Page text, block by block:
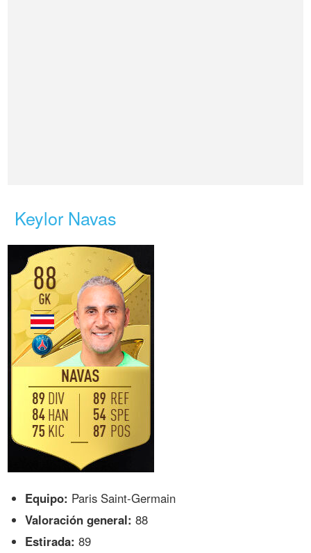
Keylor Navas
Equipo: Paris Saint-Germain
Valoración general: 88
Estirada: 89